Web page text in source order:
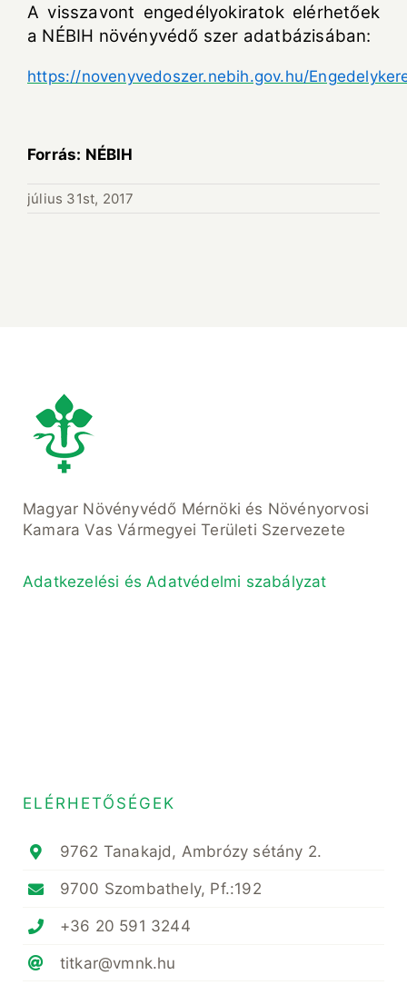
A visszavont engedélyokiratok elérhetőek
a NÉBIH növényvédő szer adatbázisában:
https://novenyvedoszer.nebih.gov.hu/
Forrás: NÉBIH
július 31st, 2017
Magyar Növényvédő Mérnöki és Növényorvosi
Kamara Vas Vármegyei Területi Szervezete
Adatkezelési és Adatvédelmi szabályzat
ELÉRHETŐSÉGEK
9762 Tanakajd, Ambrózy sétány 2.
9700 Szombathely, Pf.:192
+36 20 591 3244
titkar@vmnk.hu